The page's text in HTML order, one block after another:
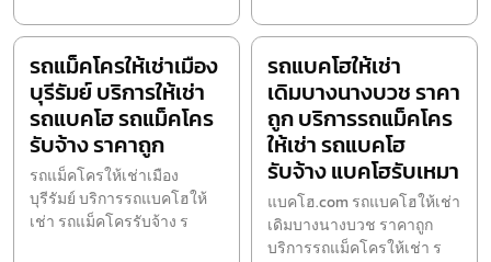
รถแม็คโครให้เช่าเมือง
บุรีรัมย์ บริการให้เช่า
รถแบคโฮ รถแม็คโคร
รับจ้าง ราคาถูก
รถแม็คโครให้เช่าเมือง
บุรีรัมย์ บริการรถแบคโฮให้
เช่า รถแม็คโครรับจ้าง ร
รถแบคโฮให้เช่า
เดิมบางนางบวช ราคา
ถูก บริการรถแม็คโคร
ให้เช่า รถแบคโฮ
รับจ้าง แบคโฮรับเหมา
แบคโฮ.com รถแบคโฮให้เช่า
เดิมบางนางบวช ราคาถูก
บริการรถแม็คโครให้เช่า ร